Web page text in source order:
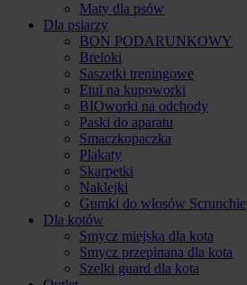
Maty dla psów
Dla psiarzy
BON PODARUNKOWY
Breloki
Saszetki treningowe
Etui na kupoworki
BIOworki na odchody
Paski do aparatu
Smaczkopaczka
Plakaty
Skarpetki
Naklejki
Gumki do włosów Scrunchie
Dla kotów
Smycz miejska dla kota
Smycz przepinana dla kota
Szelki guard dla kota